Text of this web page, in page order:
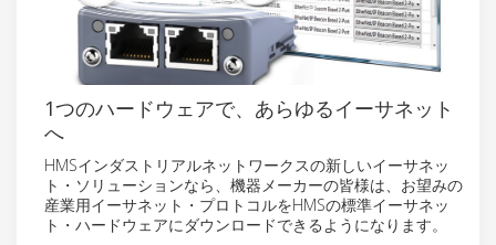
1つのハードウェアで、あらゆるイーサネット
へ
HMSインダストリアルネットワークスの新しいイーサネッ
ト・ソリューションなら、機器メーカーの皆様は、お望みの
産業用イーサネット・プロトコルをHMSの標準イーサネッ
ト・ハードウェアにダウンロードできるようになります。